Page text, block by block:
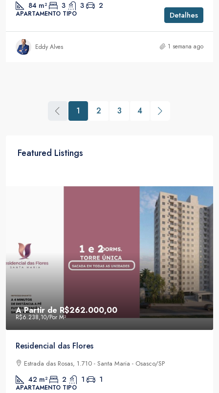
84 m² 3 3 2
APARTAMENTO TIPO Detalhes
Eddy Alves 1 semana ago
1 2 3 4
Featured Listings
A Partir de R$262.000,00
R$6.238,10/Por M²
Residencial das Flores
Estrada das Rosas, 1.710 - Santa Maria - Osasco/SP
42 m² 2 1 1
APARTAMENTO TIPO